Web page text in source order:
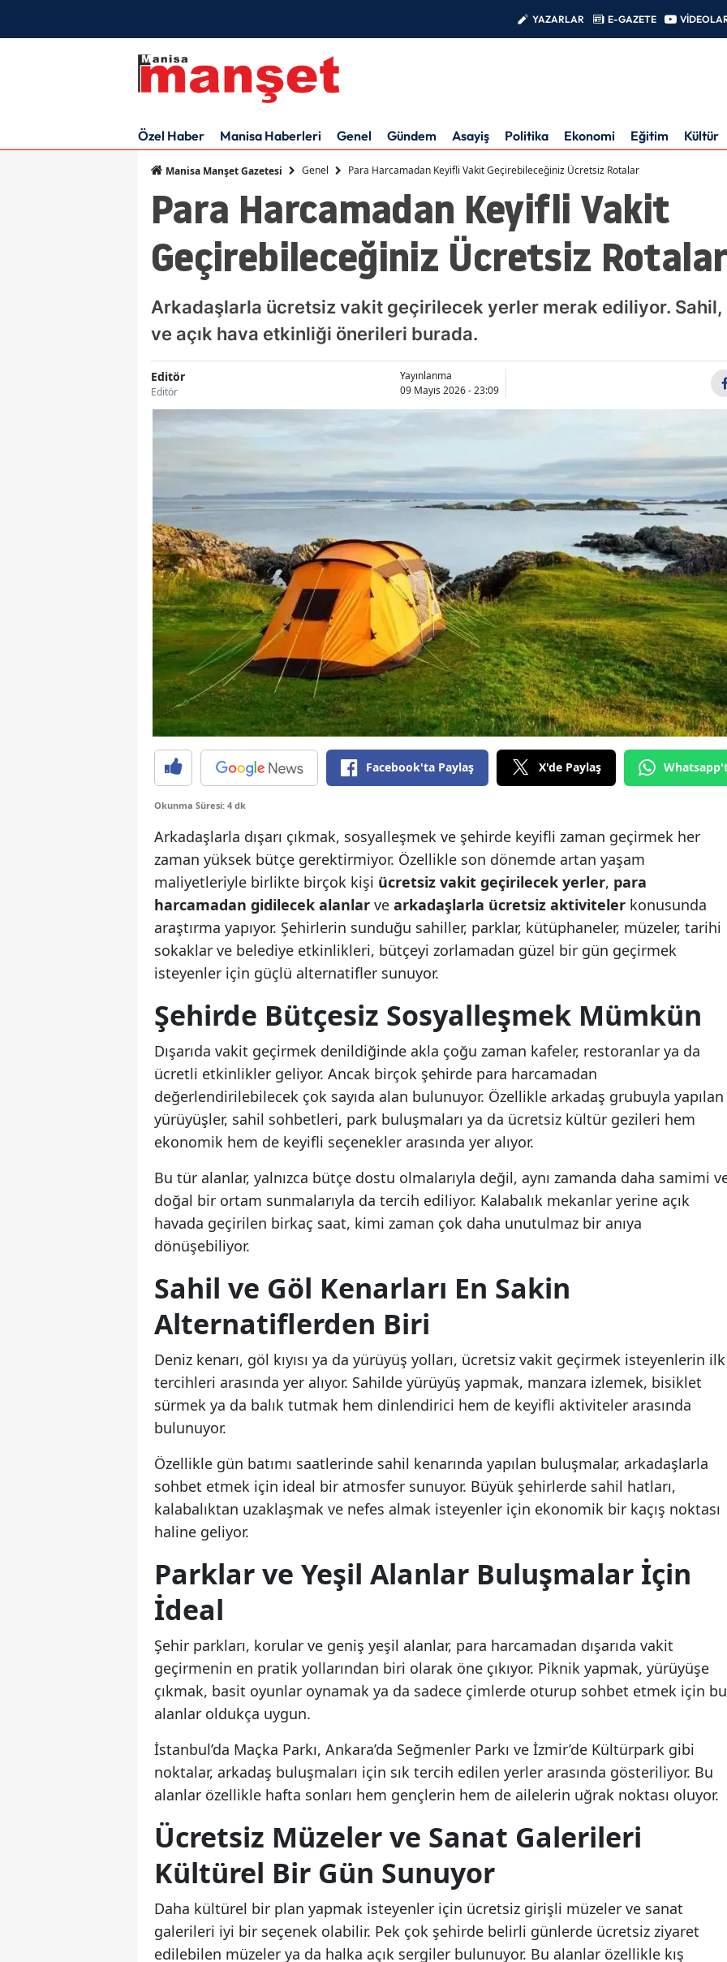
YAZARLAR E-GAZETE
Özel Haber Manisa Haberleri Genel Gündem Asayiş Politika Ekonomi Eğitim Kültür
Manisa Manşet Gazetesi Genel Para Harcamadan Keyifli Vakit Geçirebileceğiniz Ücretsiz Rotalar
Para Harcamadan Keyifli Vakit
Geçirebileceğiniz Ücretsiz
Arkadaşlarla ücretsiz vakit geçirilecek yerler merak ediliyor.
ve açık hava etkinliği önerileri burada.
Editör
Editör
Yayınlanma
09 Mayıs 2026 - 23:09
Facebook'ta Paylaş X'de Paylaş
Okunma Süresi: 4 dk
Arkadaşlarla dışarı çıkmak, sosyalleşmek ve şehirde keyifli zaman geçirmek her
zaman yüksek bütçe gerektirmiyor. Özellikle son dönemde artan yaşam
maliyetleriyle birlikte birçok kişi ücretsiz vakit geçirilecek yerler, para
harcamadan gidilecek alanlar ve arkadaşlarla ücretsiz aktiviteler konusunda
araştırma yapıyor. Şehirlerin sunduğu sahiller, parklar, kütüphaneler, müzeler, tarihi
sokaklar ve belediye etkinlikleri, bütçeyi zorlamadan güzel bir gün geçirmek
isteyenler için güçlü alternatifler sunuyor.
Şehirde Bütçesiz Sosyalleşmek Mümkün
Dışarıda vakit geçirmek denildiğinde akla çoğu zaman kafeler, restoranlar ya da
ücretli etkinlikler geliyor. Ancak birçok şehirde para harcamadan
değerlendirilebilecek çok sayıda alan bulunuyor. Özellikle arkadaş grubuyla yapılan
yürüyüşler, sahil sohbetleri, park buluşmaları ya da ücretsiz kültür gezileri hem
ekonomik hem de keyifli seçenekler arasında yer alıyor.
Bu tür alanlar, yalnızca bütçe dostu olmalarıyla değil, aynı zamanda daha samimi
doğal bir ortam sunmalarıyla da tercih ediliyor. Kalabalık mekanlar yerine açık
havada geçirilen birkaç saat, kimi zaman çok daha unutulmaz bir anıya
dönüşebiliyor.
Sahil ve Göl Kenarları En Sakin
Alternatiflerden Biri
Deniz kenarı, göl kıyısı ya da yürüyüş yolları, ücretsiz vakit geçirmek isteyenlerin ilk
tercihleri arasında yer alıyor. Sahilde yürüyüş yapmak, manzara izlemek, bisiklet
sürmek ya da balık tutmak hem dinlendirici hem de keyifli aktiviteler arasında
bulunuyor.
Özellikle gün batımı saatlerinde sahil kenarında yapılan buluşmalar, arkadaşlarla
sohbet etmek için ideal bir atmosfer sunuyor. Büyük şehirlerde sahil hatları,
kalabalıktan uzaklaşmak ve nefes almak isteyenler için ekonomik bir kaçış noktası
haline geliyor.
Parklar ve Yeşil Alanlar Buluşmalar İçin
İdeal
Şehir parkları, korular ve geniş yeşil alanlar, para harcamadan dışarıda vakit
geçirmenin en pratik yollarından biri olarak öne çıkıyor. Piknik yapmak, yürüyüşe
çıkmak, basit oyunlar oynamak ya da sadece çimlerde oturup sohbet etmek için bu
alanlar oldukça uygun.
İstanbul’da Maçka Parkı, Ankara’da Seğmenler Parkı ve İzmir’de Kültürpark gibi
noktalar, arkadaş buluşmaları için sık tercih edilen yerler arasında gösteriliyor. Bu
alanlar özellikle hafta sonları hem gençlerin hem de ailelerin uğrak noktası oluyor.
Ücretsiz Müzeler ve Sanat Galerileri
Kültürel Bir Gün Sunuyor
Daha kültürel bir plan yapmak isteyenler için ücretsiz girişli müzeler ve sanat
galerileri iyi bir seçenek olabilir. Pek çok şehirde belirli günlerde ücretsiz ziyaret
edilebilen müzeler ya da halka açık sergiler bulunuyor. Bu alanlar özellikle kış